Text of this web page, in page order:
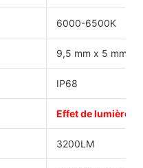
6000-6500K
9,5 mm x 5 mm x
IP68
Effet de lumière
3200LM